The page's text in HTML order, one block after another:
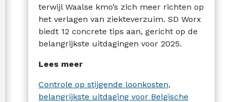
terwijl Waalse kmo’s zich meer richten op
het verlagen van ziekteverzuim. SD Worx
biedt 12 concrete tips aan, gericht op de
belangrijkste uitdagingen voor 2025.
Lees meer
Controle op stijgende loonkosten,
belangrijkste uitdaging voor Belgische